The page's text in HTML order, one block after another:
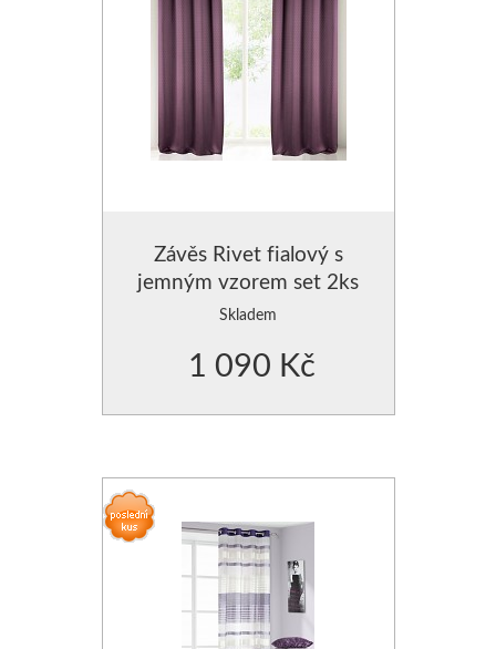
Závěs Rivet fialový s
jemným vzorem set 2ks
Skladem
1 090 Kč